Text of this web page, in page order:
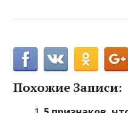
Похожие Записи: